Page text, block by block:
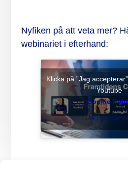
Nyfiken på att veta mer?
webinariet i efterhand:
Klicka på ”Jag
Youtube
Cookie
Jag